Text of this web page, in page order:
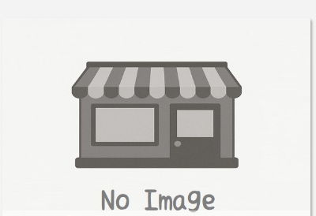
がメニューに出ますし、こちらのリクエストに沿
ったものを作ってくれたりします。総じて非常に
満足度が高いバーですし、価格も良心的なのでこ